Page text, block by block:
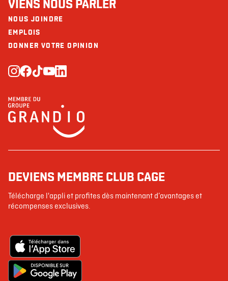
VIENS NOUS PARLER
NOUS JOINDRE
EMPLOIS
DONNER VOTRE OPINION
DEVIENS MEMBRE CLUB CAGE
Télécharge l'appli et profites dès maintenant d’avantages et
récompenses exclusives.